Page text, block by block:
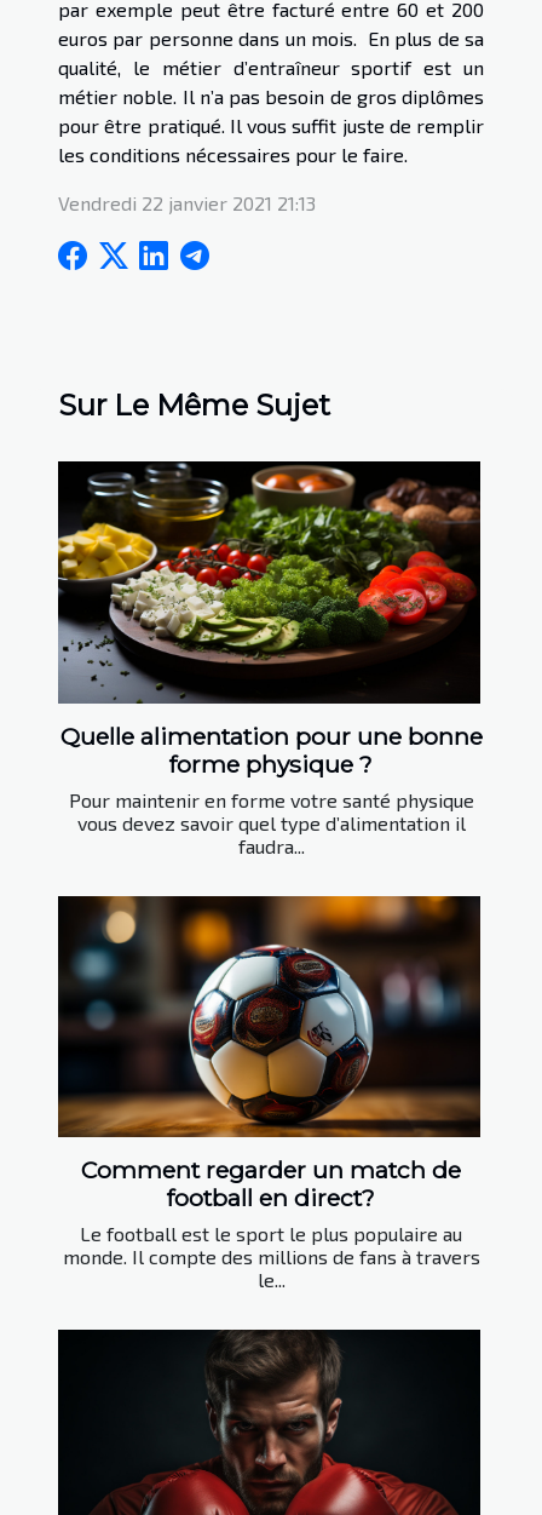
par exemple peut être facturé entre 60 et 200
euros par personne dans un mois. En plus de sa
qualité, le métier d’entraîneur sportif est un
métier noble. Il n’a pas besoin de gros diplômes
pour être pratiqué. Il vous suffit juste de remplir
les conditions nécessaires pour le faire.
Vendredi 22 janvier 2021 21:13
Sur Le Même Sujet
Quelle alimentation pour une bonne
forme physique ?
Pour maintenir en forme votre santé physique
vous devez savoir quel type d’alimentation il
faudra...
Comment regarder un match de
football en direct?
Le football est le sport le plus populaire au
monde. Il compte des millions de fans à travers
le...